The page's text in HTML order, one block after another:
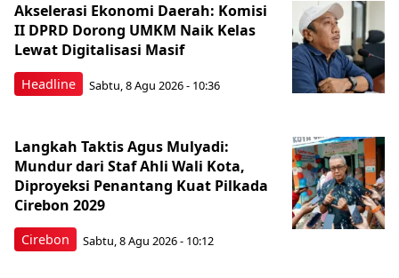
Headline
Akselerasi Ekonomi Daerah: Komisi
II DPRD Dorong UMKM Naik Kelas
Lewat Digitalisasi Masif
Sabtu, 8 Agu 2026 - 10:36
Cirebon
Langkah Taktis Agus Mulyadi:
Mundur dari Staf Ahli Wali Kota,
Diproyeksi Penantang Kuat Pilkada
Cirebon 2029
Sabtu, 8 Agu 2026 - 10:12